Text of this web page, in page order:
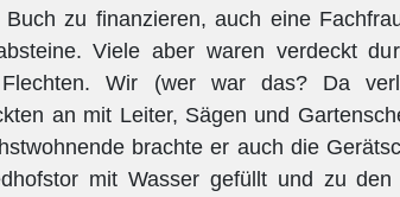
Buch zu finanzieren, auch eine
Viele aber waren verdeckt
Wir (wer war das? Da
an mit Leiter, Sägen und
brachte er auch die
mit Wasser gefüllt und zu